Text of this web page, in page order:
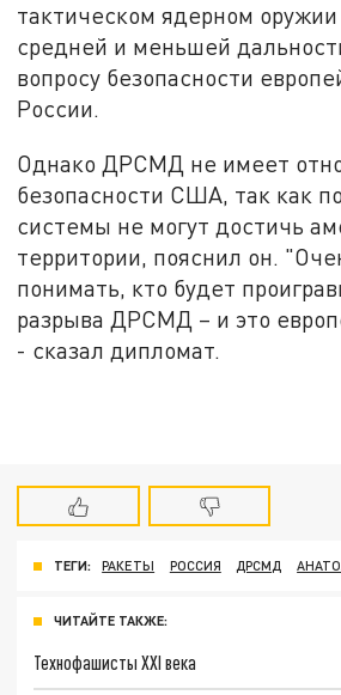
тактическом ядерном оружии
средней и меньшей
вопросу безопасности
России.
Однако ДРСМД не имеет
безопасности США, так как
системы не могут достичь
территории, пояснил он.
понимать, кто будет
разрыва ДРСМД – и это
- сказал дипломат.
ТЕГИ: РАКЕТЫ РОССИЯ ДРСМД
ЧИТАЙТЕ ТАКЖЕ:
Технофашисты XXI века